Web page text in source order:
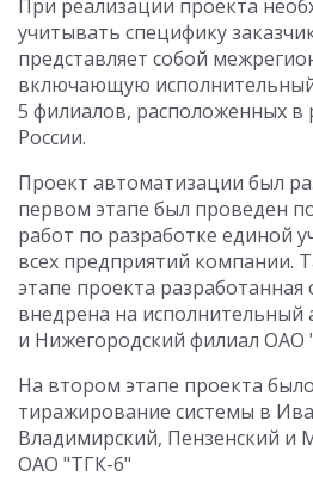
При реализации проекта
учитывать специфику
представляет собой
включающую
5 филиалов, расположенных в
России.
Проект автоматизации был
первом этапе был проведен
работ по разработке единой
всех предприятий компании.
этапе проекта разработанная
внедрена на
и Нижегородский филиал ОАО
На втором этапе проекта
тиражирование системы в
Владимирский, Пензенский и
ОАО "ТГК-6"